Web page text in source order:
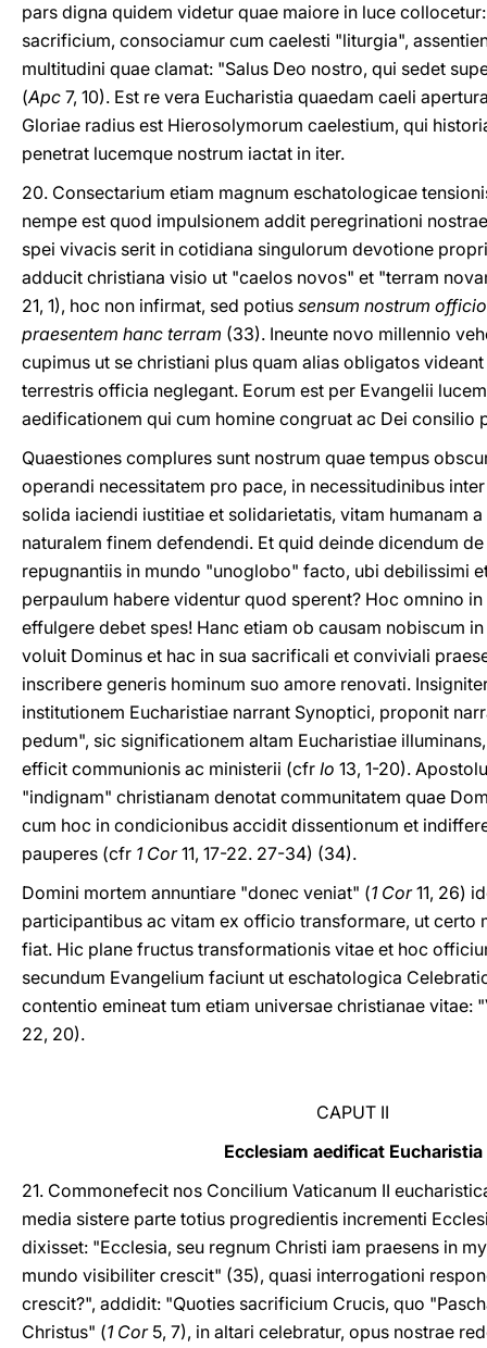
pars digna quidem videtur quae maiore in luce
sacrificium, consociamur cum caelesti "liturgia",
multitudini quae clamat: "Salus Deo nostro, qui sedet
(Apc 7, 10). Est re vera Eucharistia quaedam caeli
Gloriae radius est Hierosolymorum caelestium, qui
penetrat lucemque nostrum iactat in iter.
20. Consectarium etiam magnum eschatologicae
nempe est quod impulsionem addit peregrinationi
spei vivacis serit in cotidiana singulorum devotione
adducit christiana visio ut "caelos novos" et "terram
21, 1), hoc non infirmat, sed potius sensum nostrum
praesentem hanc terram (33). Ineunte novo millennio
cupimus ut se christiani plus quam alias obligatos
terrestris officia neglegant. Eorum est per Evangelii
aedificationem qui cum homine congruat ac Dei consilio
Quaestiones complures sunt nostrum quae tempus
operandi necessitatem pro pace, in necessitudinibus
solida iaciendi iustitiae et solidarietatis, vitam humanam
naturalem finem defendendi. Et quid deinde dicendum
repugnantiis in mundo "unoglobo" facto, ubi debilissimi
perpaulum habere videntur quod sperent? Hoc omnino
effulgere debet spes! Hanc etiam ob causam nobiscum
voluit Dominus et hac in sua sacrificali et conviviali
inscribere generis hominum suo amore renovati.
institutionem Eucharistiae narrant Synoptici, proponit
pedum", sic significationem altam Eucharistiae
efficit communionis ac ministerii (cfr Io 13, 1-20).
"indignam" christianam denotat communitatem quae
cum hoc in condicionibus accidit dissentionum et
pauperes (cfr 1 Cor11, 17-22. 27-34) (34).
Domini mortem annuntiare "donec veniat" (1 Cor11, 26)
participantibus ac vitam ex officio transformare, ut certo
fiat. Hic plane fructus transformationis vitae et hoc
secundum Evangelium faciunt ut eschatologica
contentio emineat tum etiam universae christianae vitae:
22, 20).
CAPUT II
Ecclesiam aedificat Eucharistia
21. Commonefecit nos Concilium Vaticanum II
media sistere parte totius progredientis incrementi
dixisset: "Ecclesia, seu regnum Christi iam praesens in
mundo visibiliter crescit" (35), quasi interrogationi
crescit?", addidit: "Quoties sacrificium Crucis, quo
Christus" (1 Cor 5, 7), in altari celebratur, opus nostrae